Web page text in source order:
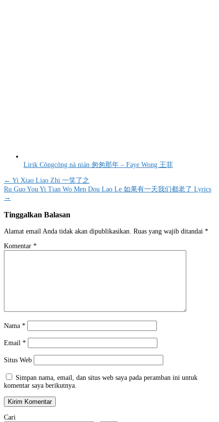
Lirik Cōngcōng nà nián 匆匆那年 – Faye Wong 王菲
Navigasi
pos
← Yi Xiao Liao Zhi 一笑了之
Ru Guo You Yi Tian Wo Men Dou Lao Le 如果有一天我们都老了 Lyrics
→
Tinggalkan Balasan
Alamat email Anda tidak akan dipublikasikan. Ruas yang wajib ditandai *
Komentar *
Nama *
Email *
Situs Web
Simpan nama, email, dan situs web saya pada peramban ini untuk
komentar saya berikutnya.
Cari